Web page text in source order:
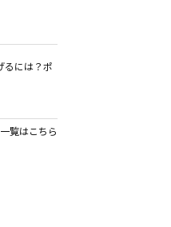
るには？ポ
覧はこちら